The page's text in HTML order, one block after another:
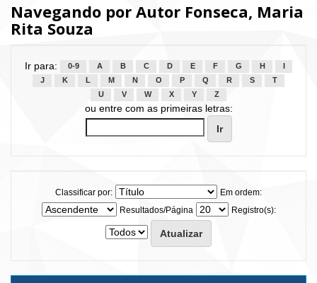
Navegando por Autor Fonseca, Maria
Rita Souza
Ir para: 0-9 A B C D E F G H
J
K L M N O P Q R S
T
U
V W X Y Z
ou entre com as primeiras letras:
Classificar por:
Em ordem:
Resultados/Página
Registro(s):